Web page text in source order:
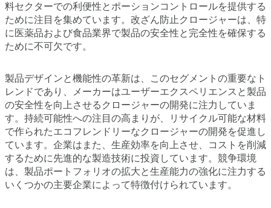
料セクターでの利便性とポーションコントロールを提供する
ために注目を集めています。改ざん防止クロージャーは、特
に医薬品および食品業界で製品の安全性と完全性を確保する
ために不可欠です。
製品デザインと機能性の革新は、このセグメントの重要なト
レンドであり、メーカーはユーザーエクスペリエンスと製品
の安全性を向上させるクロージャーの開発に注力していま
す。持続可能性への注目の高まりが、リサイクル可能な材料
で作られたエコフレンドリーなクロージャーの開発を促進し
ています。企業はまた、生産効率を向上させ、コストを削減
するために先進的な製造技術に投資しています。競争環境
は、製品ポートフォリオの拡大と生産能力の強化に注力する
いくつかの主要企業によって特徴付けられています。